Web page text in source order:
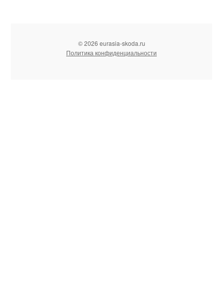
© 2026 eurasia-skoda.ru
Политика конфиденциальности